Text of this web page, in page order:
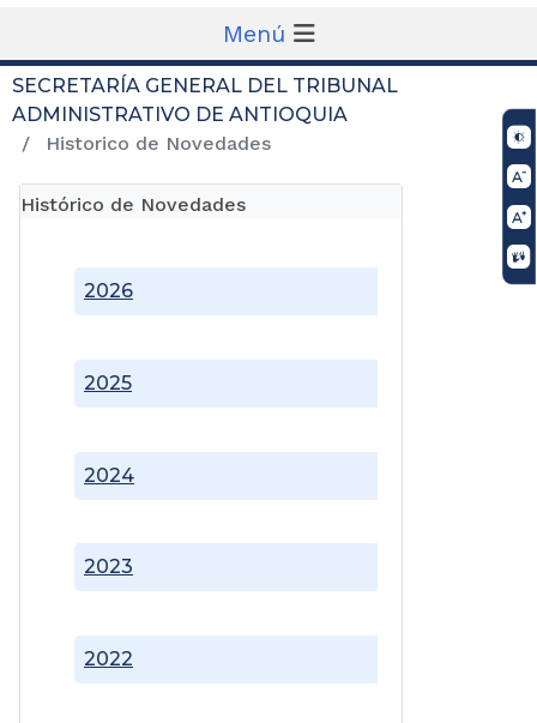
Menú
SECRETARÍA GENERAL DEL TRIBUNAL
ADMINISTRATIVO DE ANTIOQUIA
Historico de Novedades
Histórico de Novedades
2022
2023
2024
2025
2026